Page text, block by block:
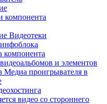
компонента
Видеотеки
компонента
и элементов
Медиа проигрывателя в
видео со стороннего